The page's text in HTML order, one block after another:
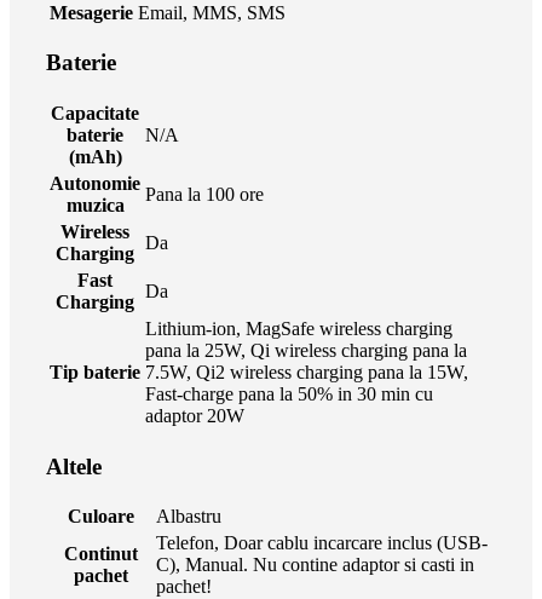
Mesagerie Email, MMS, SMS
Baterie
Capacitate
baterie
(mAh)
N/A
Autonomie
muzica
Pana la 100 ore
Wireless
Charging
Da
Fast
Charging
Da
Tip baterie
Lithium-ion, MagSafe wireless charging
pana la 25W, Qi wireless charging pana la
7.5W, Qi2 wireless charging pana la 15W,
Fast-charge pana la 50% in 30 min cu
adaptor 20W
Altele
Culoare
Albastru
Continut
pachet
Telefon, Doar cablu incarcare inclus (USB-
C), Manual. Nu contine adaptor si casti in
pachet!